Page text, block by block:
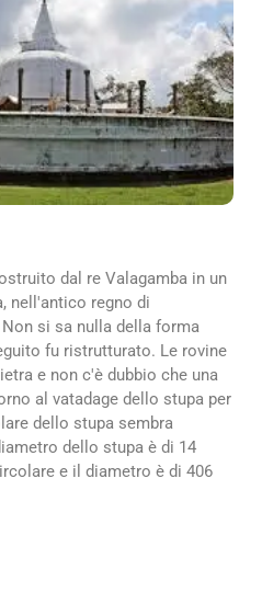
dal re Valagamba in un
nell'antico regno di
si sa nulla della forma
fu ristrutturato. Le rovine
e non c'è dubbio che una
al vatadage dello stupa per
dello stupa sembra
dello stupa è di 14
e il diametro è di 406